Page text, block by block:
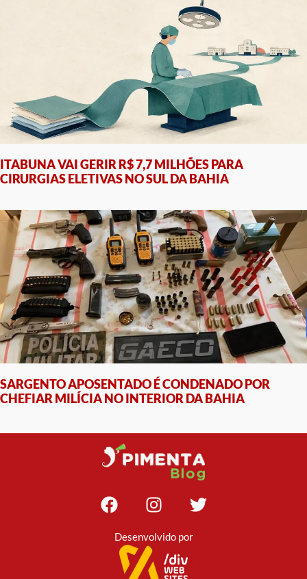
ITABUNA VAI GERIR R$ 7,7 MILHÕES PARA
CIRURGIAS ELETIVAS NO SUL DA BAHIA
SARGENTO APOSENTADO É CONDENADO POR
CHEFIAR MILÍCIA NO INTERIOR DA BAHIA
Desenvolvido por